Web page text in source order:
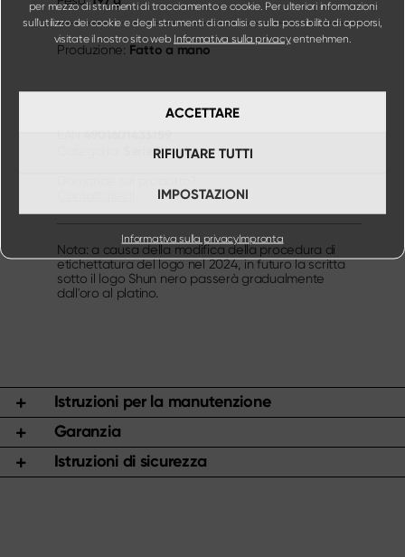
per mezzo di strumenti di tracciamento e cookie. Per ulteriori informazioni
sull'utilizzo dei cookie e degli strumenti di analisi e sulla possibilità di opporsi,
visitate il nostro sito web Informativa sulla privacyentnehmen.
ACCETTARE
RIFIUTARE TUTTI
IMPOSTAZIONI
Informativa sulla privacyImpronta
Produzione: Fatto a mano
Serie Premium
Nota: a causa della modifica della procedura di
etichettatura del logo nel 2024, in futuro la scritta
sotto il logo Shun nero passerà gradualmente
dall'oro al platino.
Istruzioni per la manutenzione
Garanzia
Istruzioni di sicurezza